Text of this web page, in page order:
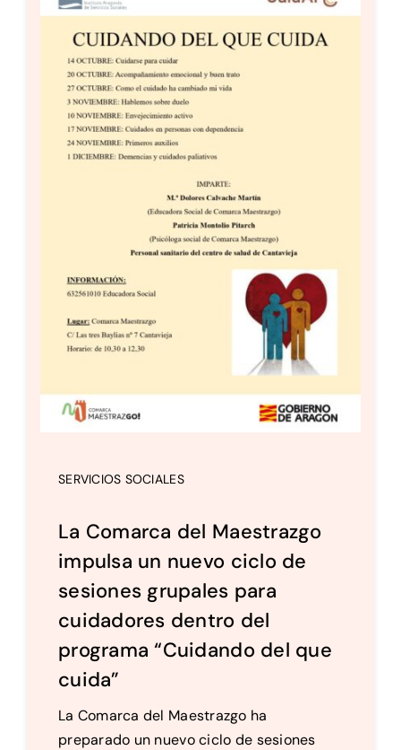
Contacto
SERVICIOS SOCIALES
La Comarca del Maestrazgo
impulsa un nuevo ciclo de
sesiones grupales para
cuidadores dentro del
programa “Cuidando del que
cuida”
La Comarca del Maestrazgo ha
preparado un nuevo ciclo de sesiones